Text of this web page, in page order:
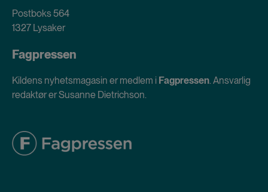
Postboks 564
1327 Lysaker
Fagpressen
Kildens nyhetsmagasin er medlem i Fagpressen. Ansvarlig
redaktør er Susanne Dietrichson.